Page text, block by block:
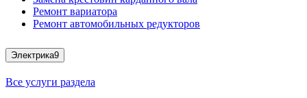
Ремонт вариатора
Ремонт автомобильных редукторов
Электрика9
Все услуги раздела